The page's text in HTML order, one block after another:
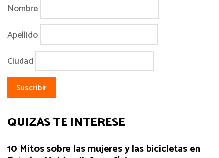
Nombre
Apellido
Ciudad
QUIZÁS TE INTERESE
10 Mitos sobre las mujeres y las bicicletas en